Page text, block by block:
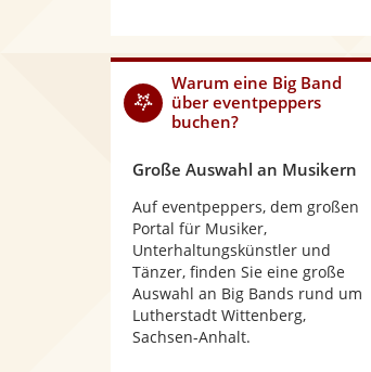
Warum eine Big Band
über eventpeppers
buchen?
Große Auswahl an Musikern
Auf eventpeppers, dem großen
Portal für Musiker,
Unterhaltungskünstler und
Tänzer, finden Sie eine große
Auswahl an Big Bands rund um
Lutherstadt Wittenberg,
Sachsen-Anhalt.